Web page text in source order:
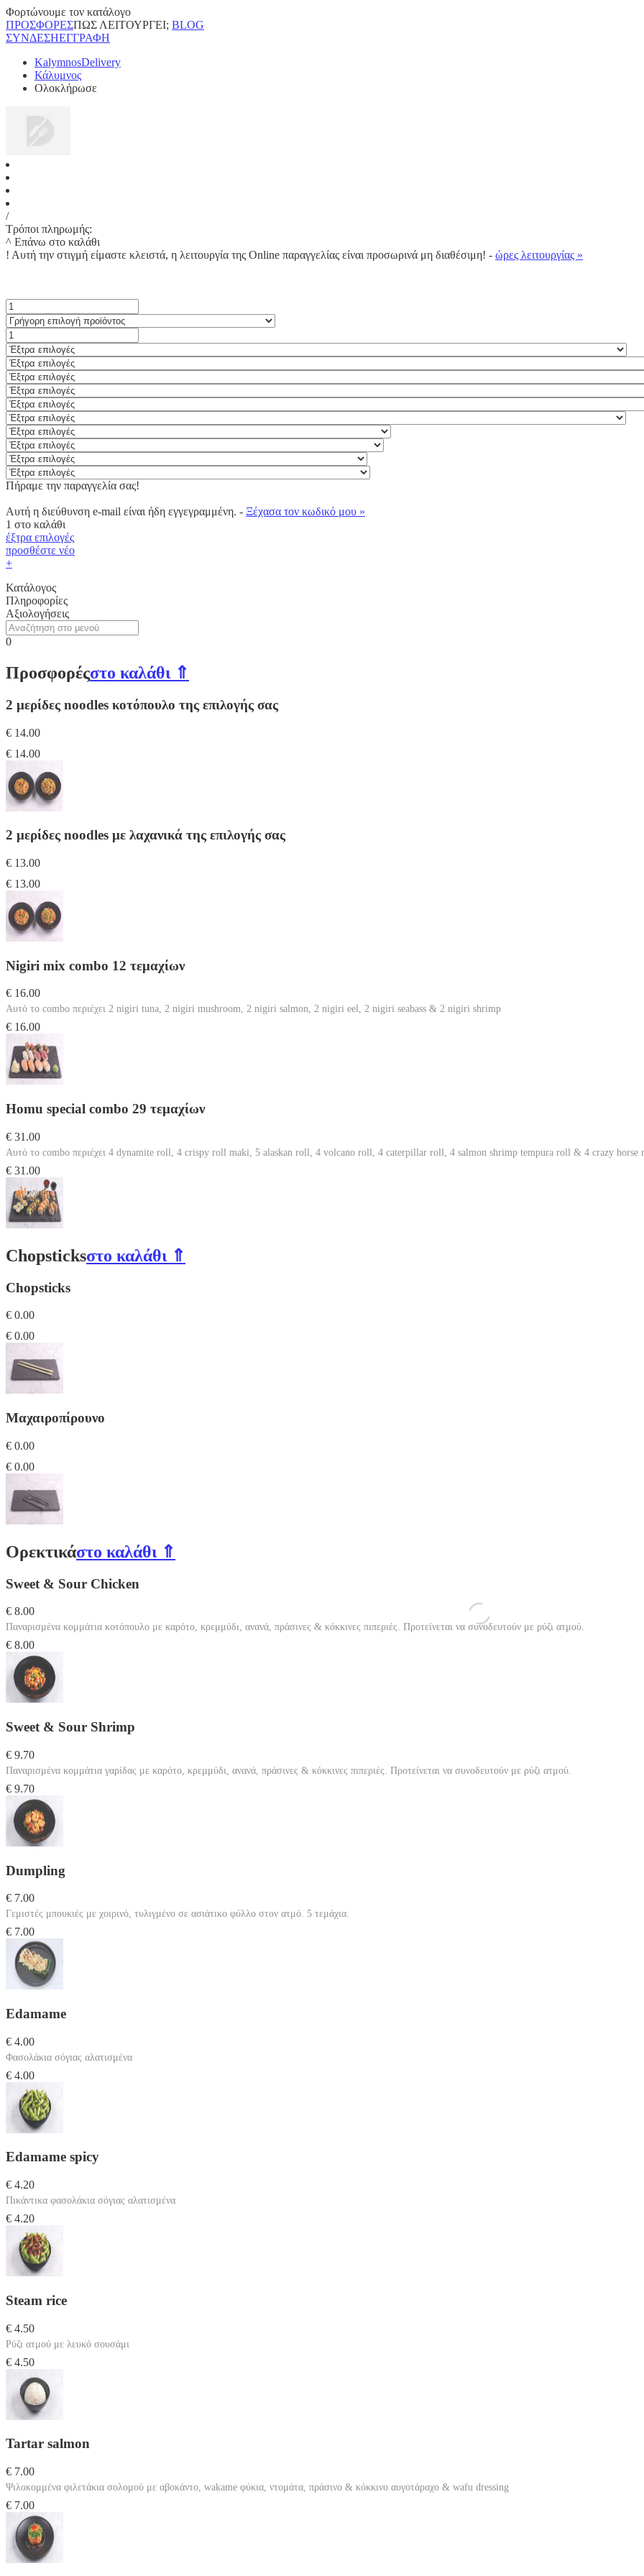
Φορτώνουμε τον κατάλογο
ΠΡΟΣΦΟΡΕΣΠΩΣ ΛΕΙΤΟΥΡΓΕΙ; BLOG
ΣΥΝΔΕΣΗΕΓΓΡΑΦΗ
KalymnosDelivery
Κάλυμνος
Ολοκλήρωσε
/
Τρόποι πληρωμής:
^ Επάνω στο καλάθι
! Αυτή την στιγμή είμαστε κλειστά, η λειτουργία της Online παραγγελίας είναι προσωρινά μη διαθέσιμη! - ώρες λειτουργίας »
Πήραμε την παραγγελία σας!
Αυτή η διεύθυνση e-mail είναι ήδη εγγεγραμμένη. - Ξέχασα τον κωδικό μου »
1 στο καλάθι
έξτρα επιλογές
προσθέστε νέο
+
Κατάλογος
Πληροφορίες
Αξιολογήσεις
0
Προσφορέςστο καλάθι ⇑
2 μερίδες noodles κοτόπουλο της επιλογής σας
€ 14.00
€ 14.00
2 μερίδες noodles με λαχανικά της επιλογής σας
€ 13.00
€ 13.00
Nigiri mix combo 12 τεμαχίων
€ 16.00
Αυτό το combo περιέχει 2 nigiri tuna, 2 nigiri mushroom, 2 nigiri salmon, 2 nigiri eel, 2 nigiri seabass & 2 nigiri shrimp
€ 16.00
Homu special combo 29 τεμαχίων
€ 31.00
Αυτό το combo περιέχει 4 dynamite roll, 4 crispy roll maki, 5 alaskan roll, 4 volcano roll, 4 caterpillar roll, 4 salmon shrimp tempura roll & 4 crazy horse
€ 31.00
Chopsticksστο καλάθι ⇑
Chopsticks
€ 0.00
€ 0.00
Μαχαιροπίρουνο
€ 0.00
€ 0.00
Ορεκτικάστο καλάθι ⇑
Sweet & Sour Chicken
€ 8.00
Παναρισμένα κομμάτια κοτόπουλο με καρότο, κρεμμύδι, ανανά, πράσινες & κόκκινες πιπεριές. Προτείνεται να συνοδευτούν με ρύζι ατμού.
€ 8.00
Sweet & Sour Shrimp
€ 9.70
Παναρισμένα κομμάτια γαρίδας με καρότο, κρεμμύδι, ανανά, πράσινες & κόκκινες πιπεριές. Προτείνεται να συνοδευτούν με ρύζι ατμού.
€ 9.70
Dumpling
€ 7.00
Γεμιστές μπουκιές με χοιρινό, τυλιγμένο σε ασιάτικο φύλλο στον ατμό. 5 τεμάχια.
€ 7.00
Edamame
€ 4.00
Φασολάκια σόγιας αλατισμένα
€ 4.00
Edamame spicy
€ 4.20
Πικάντικα φασολάκια σόγιας αλατισμένα
€ 4.20
Steam rice
€ 4.50
Ρύζι ατμού με λευκό σουσάμι
€ 4.50
Tartar salmon
€ 7.00
Ψιλοκομμένα φιλετάκια σολομού με αβοκάντο, wakame φύκια, ντομάτα, πράσινο & κόκκινο αυγοτάραχο & wafu dressing
€ 7.00